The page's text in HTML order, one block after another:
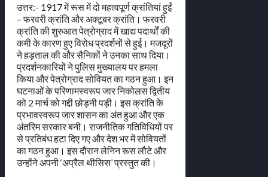
उत्तर:- 1917 में रूस में दो महत्वपूर्ण क्रांतियां हुईं
– फरवरी क्रांति और अक्टूबर क्रांति। फरवरी
क्रांति की शुरुआत पेत्रोग्राद में खाद्य पदार्थों की
कमी के कारण हुए विरोध प्रदर्शनों से हुई। मजदूरों
ने हड़ताल की और सैनिकों ने उनका साथ दिया।
प्रदर्शनकारियों ने पुलिस मुख्यालय पर हमला
किया और पेत्रोग्राद सोवियत का गठन हुआ। इन
घटनाओं के परिणामस्वरूप जार निकोलस द्वितीय
को 2 मार्च को गद्दी छोड़नी पड़ी। इस क्रांति के
प्रभावस्वरूप जार शासन का अंत हुआ और एक
अंतरिम सरकार बनी। राजनीतिक गतिविधियों पर
से प्रतिबंध हटा दिए गए और देश भर में सोवियतों
का गठन हुआ। इस दौरान लेनिन रूस लौटे और
उन्होंने अपनी ‘अप्रैल थीसिस’ प्रस्तुत की।